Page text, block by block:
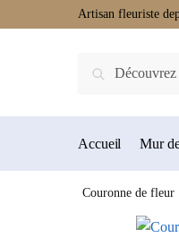
Artisan fleuriste
Recherche
Accueil Mur
Couronne de fleur